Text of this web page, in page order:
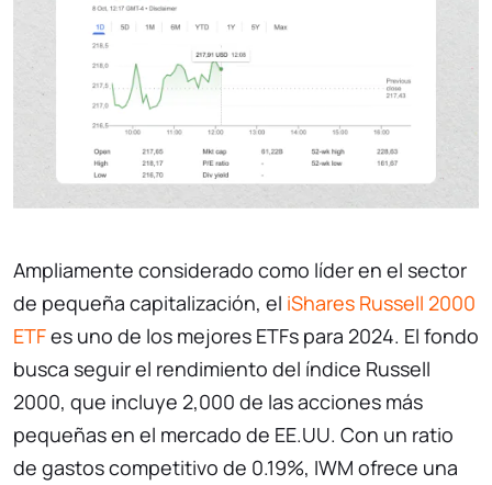
Ampliamente considerado como líder en el sector
de pequeña capitalización, el iShares Russell 2000
ETFes uno de los mejores ETFs para 2024. El fondo
busca seguir el rendimiento del índice Russell
2000, que incluye 2,000 de las acciones más
pequeñas en el mercado de EE.UU. Con un ratio
de gastos competitivo de 0.19%, IWM ofrece una